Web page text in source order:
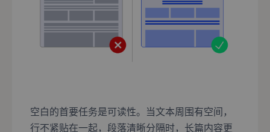
空白的首要任务是可读性。当文本周围有空间，
行不紧贴在一起，段落清晰分隔时，长篇内容更